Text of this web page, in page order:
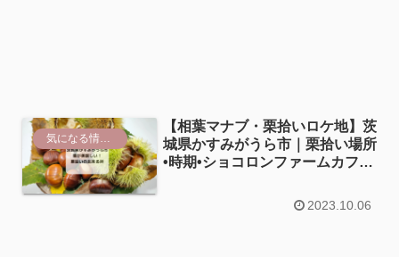
気になる情報まとめ
【相葉マナブ・栗拾いロケ地】茨
城県かすみがうら市｜栗拾い場所
•時期•ショコロンファームカフェ
2023.10.06